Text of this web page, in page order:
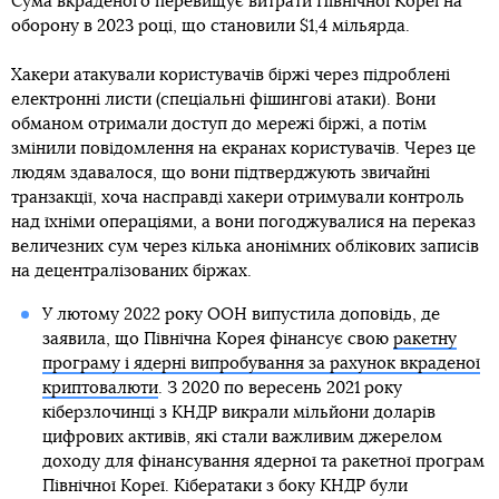
оборону в 2023 році, що становили $1,4 мільярда.
Хакери атакували користувачів біржі через підроблені
електронні листи (спеціальні фішингові атаки). Вони
обманом отримали доступ до мережі біржі, а потім
змінили повідомлення на екранах користувачів. Через це
людям здавалося, що вони підтверджують звичайні
транзакції, хоча насправді хакери отримували контроль
над їхніми операціями, а вони погоджувалися на переказ
величезних сум через кілька анонімних облікових записів
на децентралізованих біржах.
У лютому 2022 року ООН випустила доповідь, де
заявила, що Північна Корея фінансує свою ракетну
програму і ядерні випробування за рахунок вкраденої
криптовалюти. З 2020 по вересень 2021 року
кіберзлочинці з КНДР викрали мільйони доларів
цифрових активів, які стали важливим джерелом
доходу для фінансування ядерної та ракетної програм
Північної Кореї. Кібератаки з боку КНДР були